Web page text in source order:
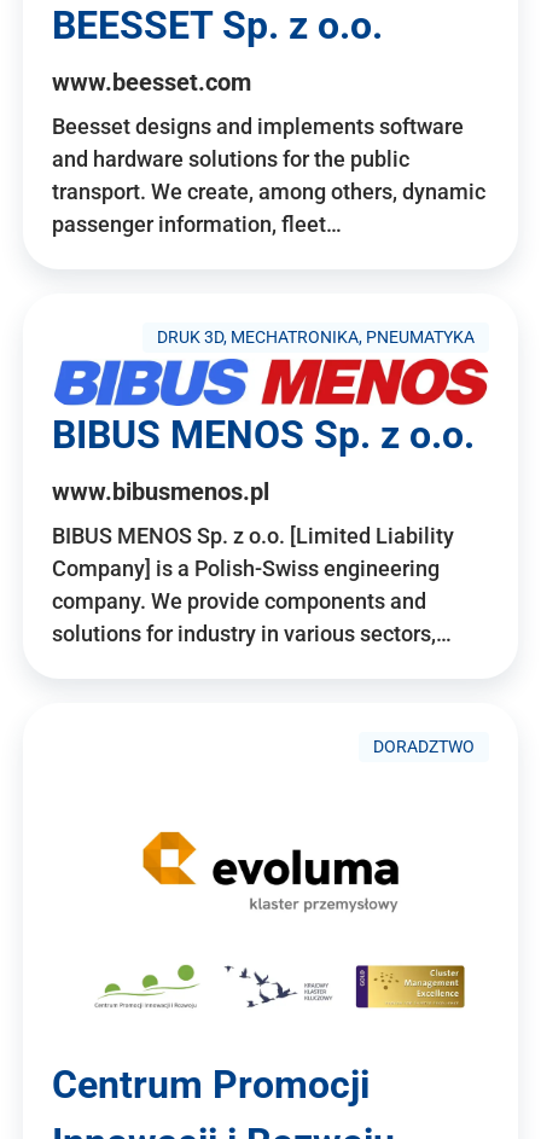
BEESSET Sp. z o.o.
www.beesset.com
Beesset designs and implements software
and hardware solutions for the public
transport. We create, among others, dynamic
passenger information, fleet…
DRUK 3D, MECHATRONIKA, PNEUMATYKA
BIBUS MENOS Sp. z o.o.
www.bibusmenos.pl
BIBUS MENOS Sp. z o.o. [Limited Liability
Company] is a Polish-Swiss engineering
company. We provide components and
solutions for industry in various sectors,…
DORADZTWO
Centrum Promocji